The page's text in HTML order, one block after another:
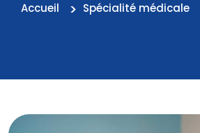
Accueil Spécialité médicale